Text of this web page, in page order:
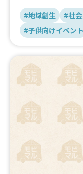
キッチンカーの出
■ イベント紹介
【開催概要】
午前｜わんわんゴ
* 時間：10:00〜12:00
* 集合： 9:50 @
* 犬と暮らしてい
「犬が好き」とい
* 前回の様子：
午後｜保護犬譲渡会
#地域創生 #社
#子供向けイベント